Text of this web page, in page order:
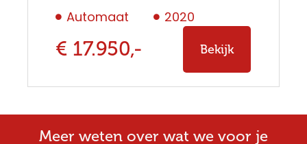
Automaat
2020
€ 17.950,- Bekijk
Meer weten over wat we voor je